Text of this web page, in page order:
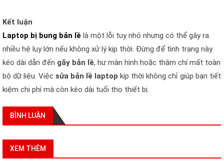
Kết luận
Laptop bị bung bản lề là một lỗi tuy nhỏ nhưng có thể gây ra
nhiều hệ lụy lớn nếu không xử lý kịp thời. Đừng để tình trạng này
kéo dài dẫn đến gãy bản lề, hư màn hình hoặc thậm chí mất toàn
bộ dữ liệu. Việc sửa bản lề laptop kịp thời không chỉ giúp bạn tiết
kiệm chi phí mà còn kéo dài tuổi thọ thiết bị.
BÌNH LUẬN
XEM THÊM